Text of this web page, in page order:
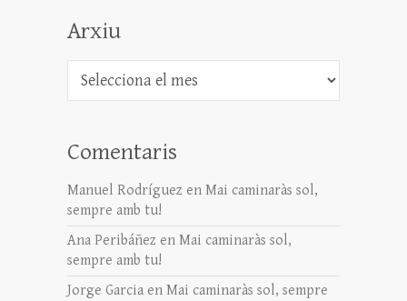
Arxiu
Arxiu
Comentaris
Manuel Rodríguez en Mai caminaràs sol,
sempre amb tu!
Ana Peribáñez en Mai caminaràs sol,
sempre amb tu!
Jorge Garcia en Mai caminaràs sol, sempre